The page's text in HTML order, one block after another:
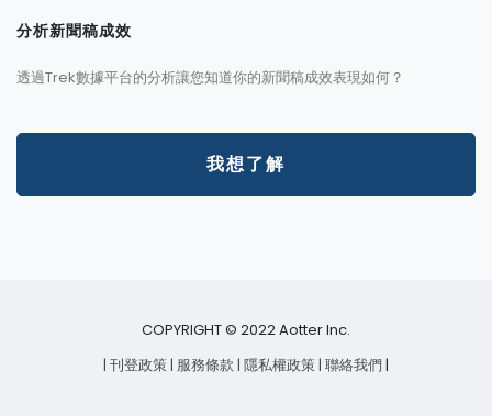
分析新聞稿成效
透過Trek數據平台的分析讓您知道你的新聞稿成效表現如何？
我想了解
COPYRIGHT © 2022 Aotter Inc.
| 刊登政策| 服務條款| 隱私權政策| 聯絡我們 |